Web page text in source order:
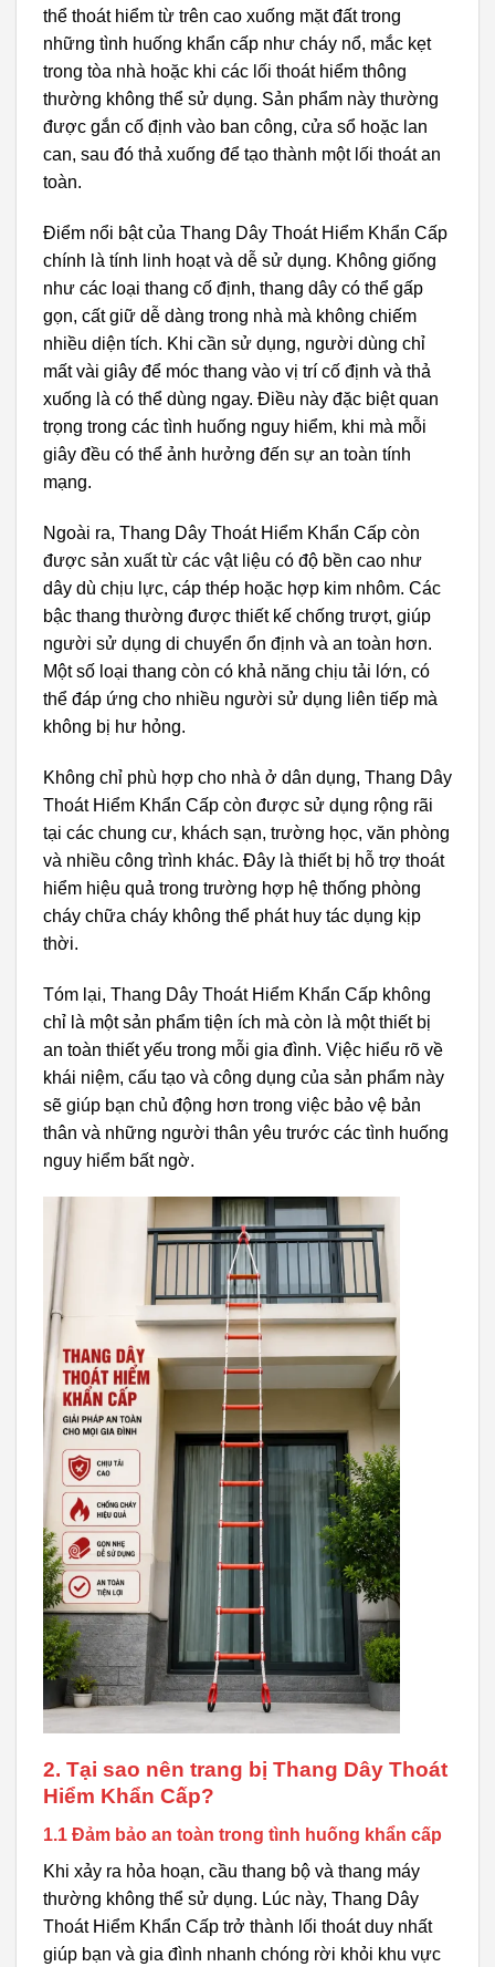
thể thoát hiểm từ trên cao xuống mặt đất trong
những tình huống khẩn cấp như cháy nổ, mắc kẹt
trong tòa nhà hoặc khi các lối thoát hiểm thông
thường không thể sử dụng. Sản phẩm này thường
được gắn cố định vào ban công, cửa sổ hoặc lan
can, sau đó thả xuống để tạo thành một lối thoát an
toàn.
Điểm nổi bật của Thang Dây Thoát Hiểm Khẩn Cấp
chính là tính linh hoạt và dễ sử dụng. Không giống
như các loại thang cố định, thang dây có thể gấp
gọn, cất giữ dễ dàng trong nhà mà không chiếm
nhiều diện tích. Khi cần sử dụng, người dùng chỉ
mất vài giây để móc thang vào vị trí cố định và thả
xuống là có thể dùng ngay. Điều này đặc biệt quan
trọng trong các tình huống nguy hiểm, khi mà mỗi
giây đều có thể ảnh hưởng đến sự an toàn tính
mạng.
Ngoài ra, Thang Dây Thoát Hiểm Khẩn Cấp còn
được sản xuất từ các vật liệu có độ bền cao như
dây dù chịu lực, cáp thép hoặc hợp kim nhôm. Các
bậc thang thường được thiết kế chống trượt, giúp
người sử dụng di chuyển ổn định và an toàn hơn.
Một số loại thang còn có khả năng chịu tải lớn, có
thể đáp ứng cho nhiều người sử dụng liên tiếp mà
không bị hư hỏng.
Không chỉ phù hợp cho nhà ở dân dụng, Thang Dây
Thoát Hiểm Khẩn Cấp còn được sử dụng rộng rãi
tại các chung cư, khách sạn, trường học, văn phòng
và nhiều công trình khác. Đây là thiết bị hỗ trợ thoát
hiểm hiệu quả trong trường hợp hệ thống phòng
cháy chữa cháy không thể phát huy tác dụng kịp
thời.
Tóm lại, Thang Dây Thoát Hiểm Khẩn Cấp không
chỉ là một sản phẩm tiện ích mà còn là một thiết bị
an toàn thiết yếu trong mỗi gia đình. Việc hiểu rõ về
khái niệm, cấu tạo và công dụng của sản phẩm này
sẽ giúp bạn chủ động hơn trong việc bảo vệ bản
thân và những người thân yêu trước các tình huống
nguy hiểm bất ngờ.
2. Tại sao nên trang bị Thang Dây Thoát
Hiểm Khẩn Cấp?
1.1 Đảm bảo an toàn trong tình huống khẩn cấp
Khi xảy ra hỏa hoạn, cầu thang bộ và thang máy
thường không thể sử dụng. Lúc này, Thang Dây
Thoát Hiểm Khẩn Cấp trở thành lối thoát duy nhất
giúp bạn và gia đình nhanh chóng rời khỏi khu vực